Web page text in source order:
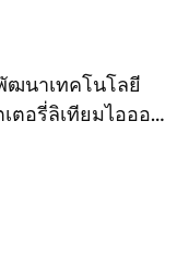
ฒนาเทคโนโลยี
ตอรี่ลิเทียมไอออน